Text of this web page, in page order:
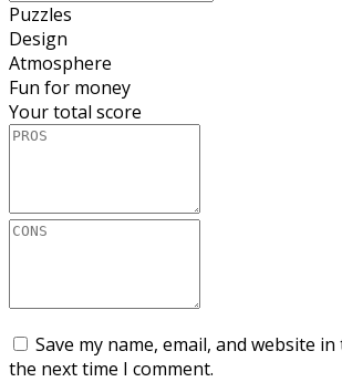
Puzzles
Design
Atmosphere
Fun for money
Your total score
Save my name, email, and website
the next time I comment.